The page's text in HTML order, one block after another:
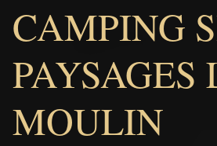
CAMPING
PAYSAGES
MOULIN